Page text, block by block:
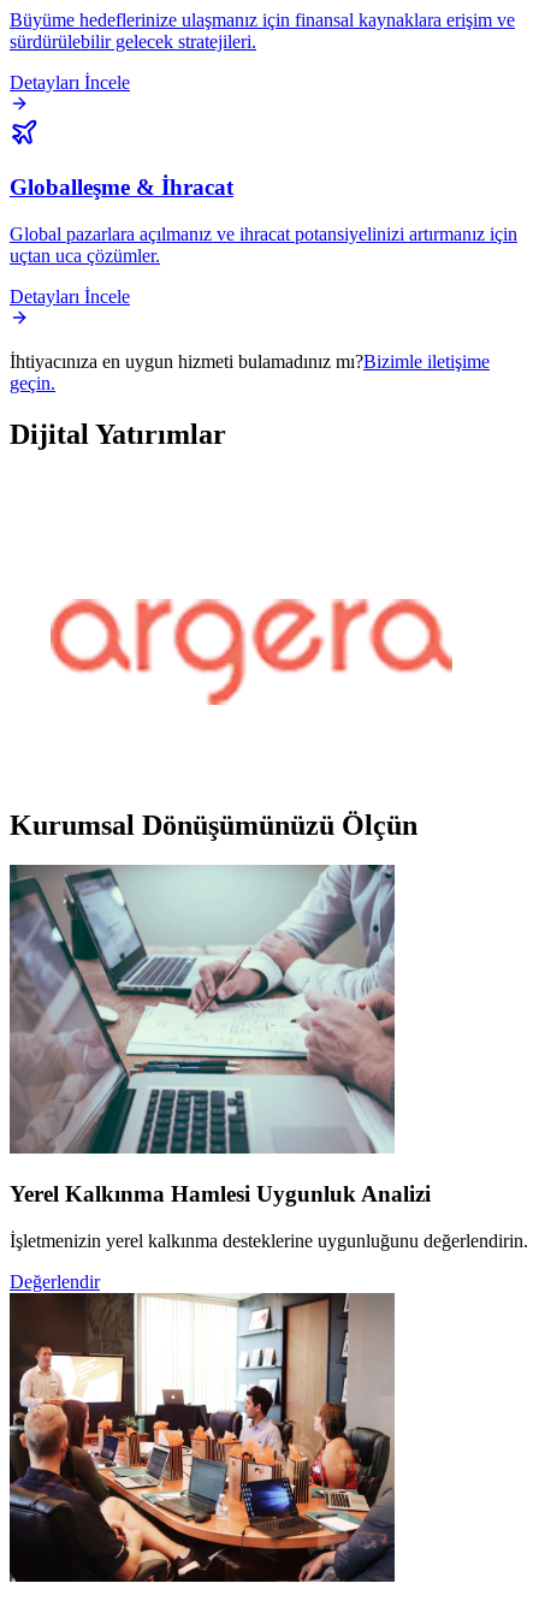
Büyüme hedeflerinize ulaşmanız için finansal kaynaklara erişim ve
sürdürülebilir gelecek stratejileri.
Detayları İncele
Globalleşme & İhracat
Global pazarlara açılmanız ve ihracat potansiyelinizi artırmanız için
uçtan uca çözümler.
Detayları İncele
İhtiyacınıza en uygun hizmeti bulamadınız mı?Bizimle iletişime
geçin.
Dijital Yatırımlar
Kurumsal Dönüşümünüzü Ölçün
Yerel Kalkınma Hamlesi Uygunluk Analizi
İşletmenizin yerel kalkınma desteklerine uygunluğunu değerlendirin.
Değerlendir